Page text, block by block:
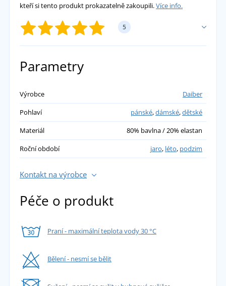
kteří si tento produkt prokazatelně zakoupili.Více info.
5
Jiří Baran
Perfektní čelenka pro sport, pevná prodišná a
barvy jsou jak na obrázku a cena je
bezkonkurenční, vřele doporučuji!
přidáno 27.04.2023
Parametry
Výrobce
Daiber
Pohlaví
pánské,dámské,dětské
Materiál
80% bavlna / 20% elastan
Roční období
jaro, léto, podzim
Kontakt na výrobce
Péče o produkt
Praní - maximální teplota vody 30 °C
Bělení - nesmí se bělit